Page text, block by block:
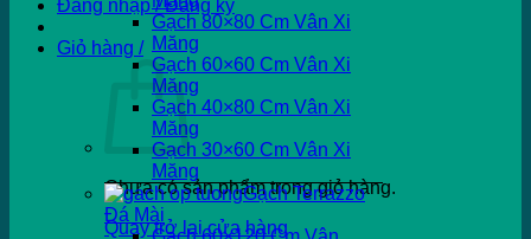
Đăng nhập / Đăng ký
Giỏ hàng /
Chưa có sản phẩm trong giỏ hàng.
Quay trở lại cửa hàng
Gạch 80×80 Cm Vân Xi
Măng
Gạch 60×60 Cm Vân Xi
Măng
Gạch 40×80 Cm Vân Xi
Măng
Gạch 30×60 Cm Vân Xi
Măng
Gạch Terrazzo
Đá Mài